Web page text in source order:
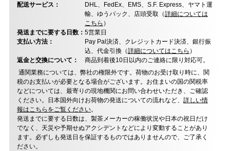
配送サービス：
DHL、FedEx、EMS、S.F. Express、ヤマト運
輸、ゆうパック、店頭受取（詳細については
こちら ）
発送までに要する日数： 5営業日
支払い方法：
Pay Pal決済、クレジットカード決済、銀行振
込、代金引換（詳細についてはこちら ）
返金と交換について：
商品到着後10日以内のご連絡に限り対応可。
通関業務については、弊社の権限外です。荷物のお受け取り時に、関
税のお支払いが必要となる場合がございます。お住まいの国の関税率
などについては、最寄りの現地機関にお問い合わせいただき、ご確認
ください。日本国外向けお荷物の発送についての流れなど、 詳しい情
報はこちらをご覧ください。
発送までに要する日数は、製茶メーカーの稼働状況や日本の祝日だけ
でなく、天災や予期せぬアクシデントなどにより変動することがあり
ます。必ずしも発送日を保証するものではありませんので、ご了承く
ださい。